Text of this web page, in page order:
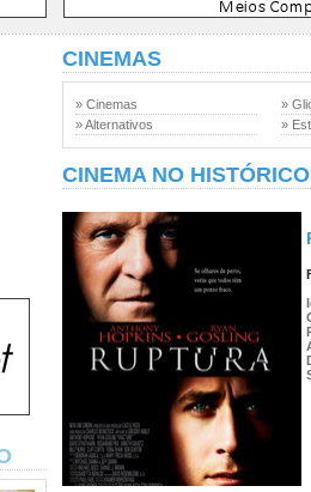
CINEMAS
» Cinemas
» Alternativos
»
»
CINEMA NO HISTÓRICO